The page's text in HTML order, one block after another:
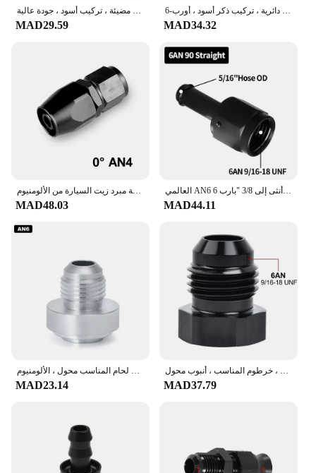
مضيئة الذكور المناسب للذكور مضيئة ، اتحاد مضيئة ، تركيب أسود ، جودة عالية ، AN4 ، AN6 ، AN8 ، AN10 ، محول المخفض مستقيم ، تجهيزات خرطوم
MAD29.59
محول تركيب مضيئة من الألومنيوم ، رئيس حلقة دائرية ، تركيب ذكر أسود ، أورب-6 ، AN6 ، 6AN ، AN8 ، 8AN ، AN1010AN ، 6061-T6
MAD34.32
مجموعة مبرد زيت السيارة من الألومنيوم ، AN4 ، AN6 ، AN8 ، AN8 ، AN10 ، عالمي ، 0 ° ، 45 ° ، 90 ° ، مجدول ، وقود ، خرطوم غاز ، محول تركيب خرطوم
MAD48.03
العالمي AN6 أنثى إلى 3/8 "بارب 6AN أنثى إلى 5/16" بارب مستقيم 90 درجة خرطوم الوقود قطب تركيب محول الألومنيوم
MAD44.11
MAD23.14 MAD37.79